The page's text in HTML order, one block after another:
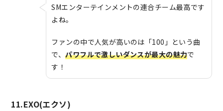
SMエンターテインメントの連合チーム最高です
よね。
ファンの中で人気が高いのは「100」という曲
で、パワフルで激しいダンスが最大の魅力で
す！
11.EXO(エクソ)